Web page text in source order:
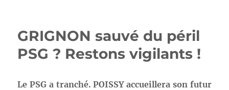
GRIGNON sauvé du péril
PSG ? Restons vigilants !
Le PSG a tranché. POISSY accueillera son futur